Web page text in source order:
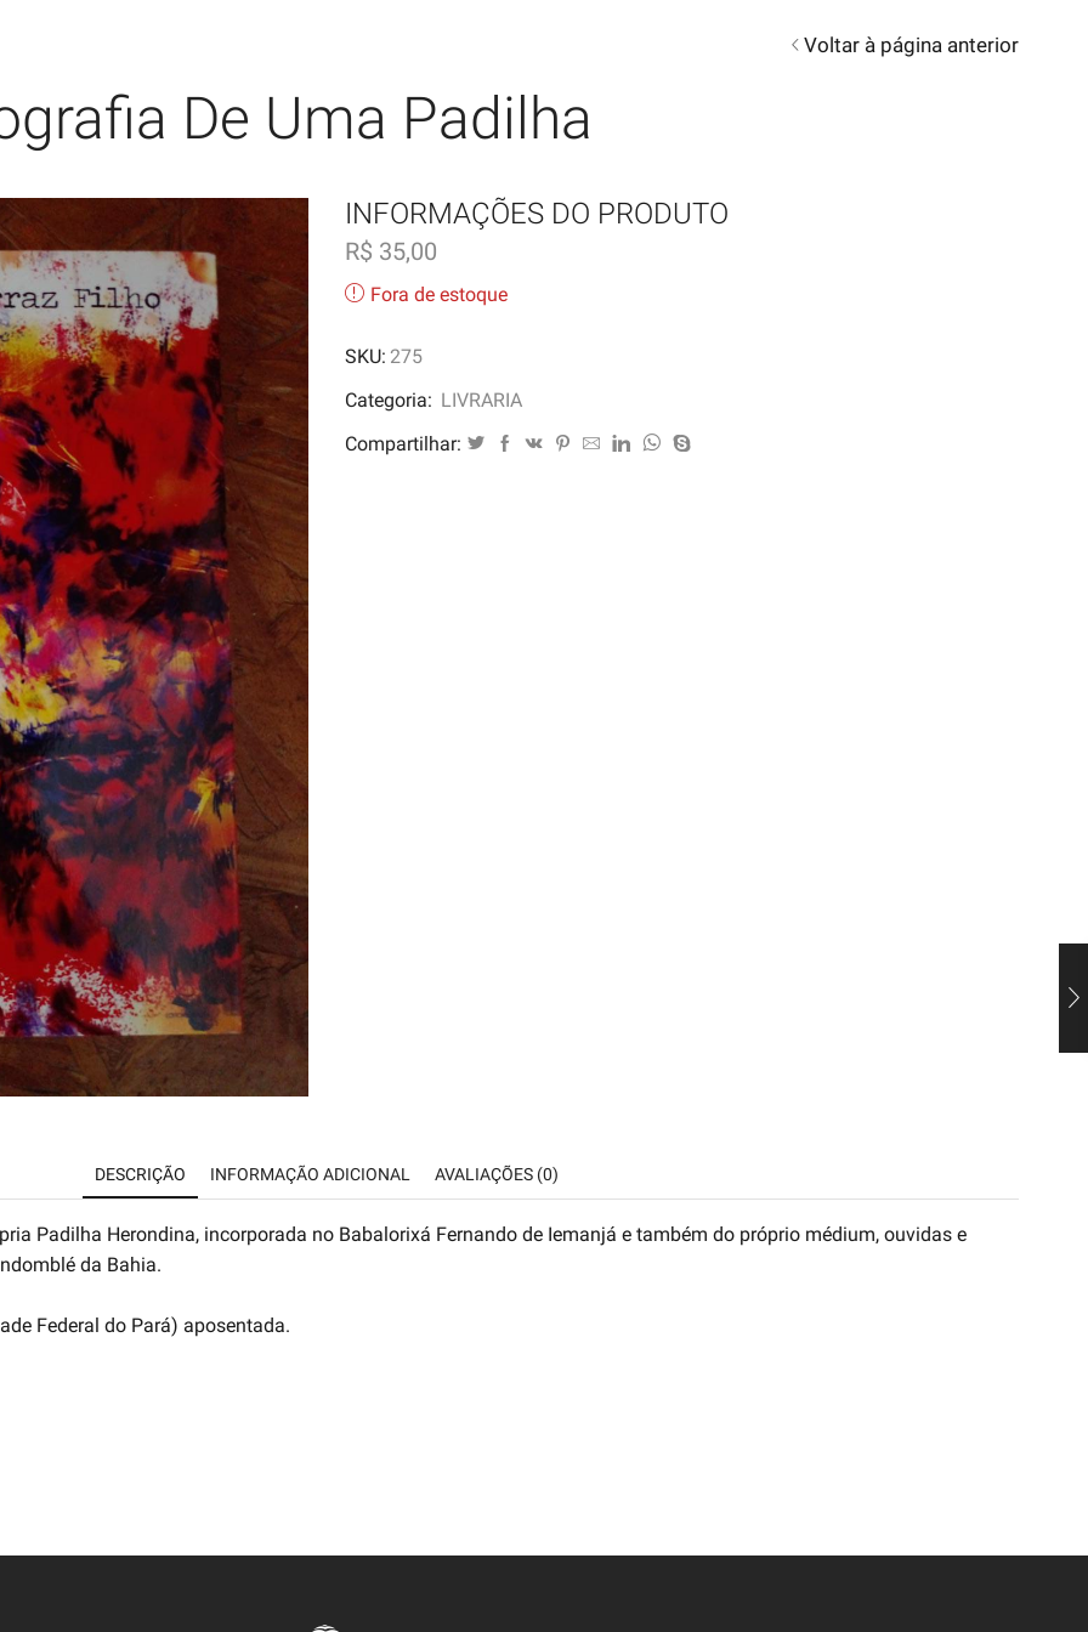
De Uma Padilha
Voltar à página anterior
INFORMAÇÕES DO PRODUTO
R$ 35,00
Fora de estoque
SKU: 275
Categoria: LIVRARIA
Compartilhar:
DESCRIÇÃO INFORMAÇÃO ADICIONAL AVALIAÇÕES (0)
Padilha Herondina, incorporada no Babalorixá Fernando de Iemanjá e também do próprio médium, ouvidas e
da Bahia.
Federal do Pará) aposentada.